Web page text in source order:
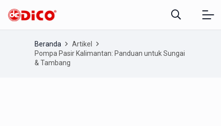
Beranda
Artikel
Pompa Pasir Kalimantan: Panduan untuk Sungai
& Tambang